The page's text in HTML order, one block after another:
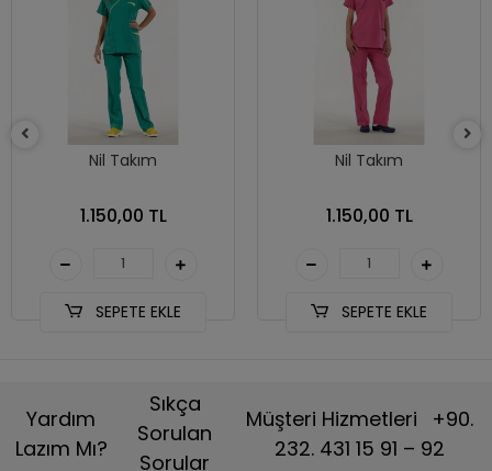
Nil Takım
1.150,00 TL
SEPETE EKLE
Nil Takım
1.150,00 TL
SEPETE EKLE
Yardım
Lazım Mı?
Sıkça
Sorulan
Sorular
Müşteri Hizmetleri
+90.
232. 431 15 91 – 92